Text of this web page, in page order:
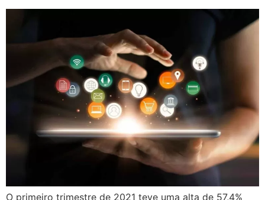
O primeiro trimestre de 2021 teve uma alta de 57,4%